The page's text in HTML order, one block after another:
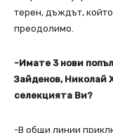
терен, дъждът,
преодолимо.
-Имате 3 нови
Зайденов, Николай
селекцията Ви?
-В общи линии